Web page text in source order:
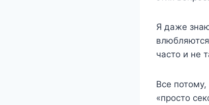
Я даже
часто и не
Все
«просто